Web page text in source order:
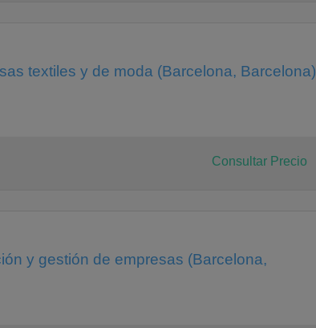
textiles y de moda (Barcelona, Barcelona)
Consultar Precio
y gestión de empresas (Barcelona,